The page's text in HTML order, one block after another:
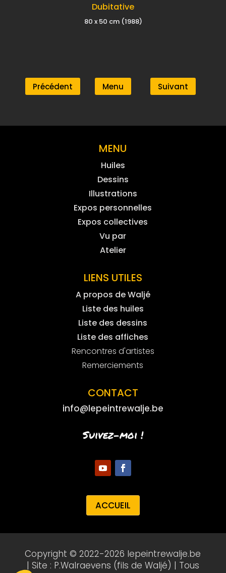
Dubitative
80 x 50 cm (1988)
Précédent Menu Suivant
MENU
Huiles
Dessins
Illustrations
Expos personnelles
Expos collectives
Vu par
Atelier
LIENS UTILES
A propos de Waljé
Liste des huiles
Liste des dessins
Liste des affiches
Rencontres d'artistes
Remerciements
CONTACT
info@lepeintrewalje.be
Suivez-moi !
ACCUEIL
Copyright © 2022-2026 lepeintrewalje.be
| Site : P.Walraevens (fils de Waljé) | Tous